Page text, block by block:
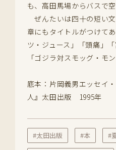
も、高田馬場からバスで空
ぜんたいは四十の短い
章にもタイトルがつけて
ツ・ジュース」「頭痛」
「ゴジラ対スモッグ・モ
底本：片岡義男エッセイ
人』太田出版 1995年
#太田出版 #本 #